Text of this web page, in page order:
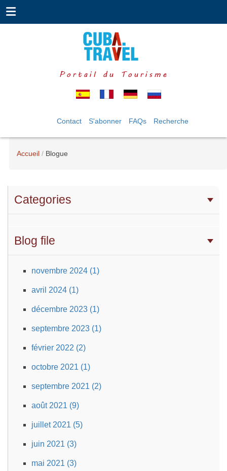
Portail du Tourisme
Contact S'abonner FAQs Recherche
Accueil Blogue
Categories
Blog file
novembre 2024 (1)
avril 2024 (1)
décembre 2023 (1)
septembre 2023 (1)
février 2022 (2)
octobre 2021 (1)
septembre 2021 (2)
août 2021 (9)
juillet 2021 (5)
juin 2021 (3)
mai 2021 (3)